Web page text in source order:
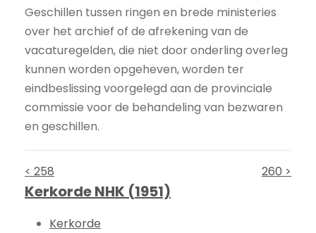
Geschillen tussen ringen en brede ministeries
over het archief of de afrekening van de
vacaturegelden, die niet door onderling overleg
kunnen worden opgeheven, worden ter
eindbeslissing voorgelegd aan de provinciale
commissie voor de behandeling van bezwaren
en geschillen.
< 258 260 >
Kerkorde NHK (1951)
Kerkorde